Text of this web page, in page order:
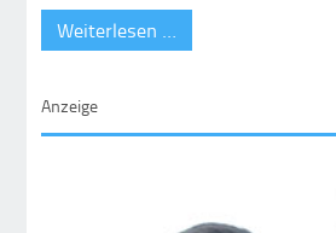
Weiterlesen …
Anzeige